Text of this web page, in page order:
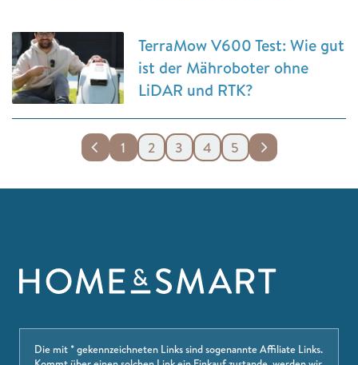
TerraMow V600 Test: Wie gut
ist der Mähroboter ohne
LiDAR und RTK?
1 2 3 4 5
Die mit * gekennzeichneten Links sind sogenannte Affiliate Links.